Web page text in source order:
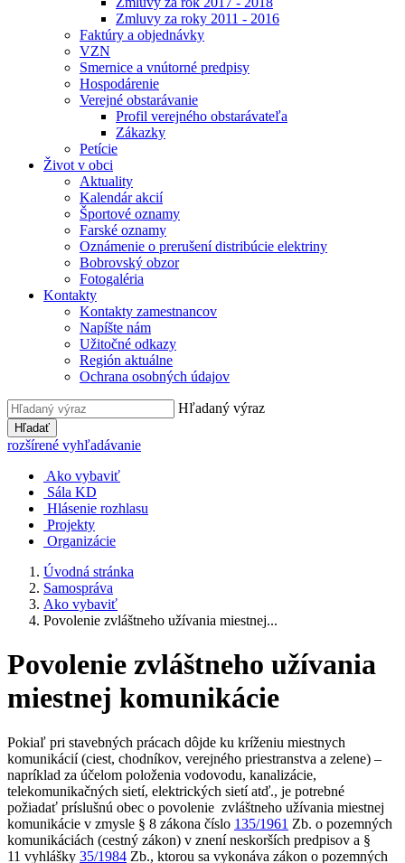
Zmluvy za roky 2011 - 2016
Faktúry a objednávky
VZN
Smernice a vnútorné predpisy
Hospodárenie
Verejné obstarávanie
Profil verejného obstarávateľa
Zákazky
Petície
Život v obci
Aktuality
Kalendár akcií
Športové oznamy
Farské oznamy
Oznámenie o prerušení distribúcie elektriny
Bobrovský obzor
Fotogaléria
Kontakty
Kontakty zamestnancov
Napíšte nám
Užitočné odkazy
Región aktuálne
Ochrana osobných údajov
Hľadaný výraz
Hľadať
rozšírené vyhľadávanie
Ako vybaviť
Sála KD
Hlásenie rozhlasu
Projekty
Organizácie
Úvodná stránka
Samospráva
Ako vybaviť
Povolenie zvláštneho užívania miestnej...
Povolenie zvláštneho užívania
miestnej komunikácie
Pokiaľ pri stavebných prácach dôjde ku kríženiu miestnych
komunikácií (ciest, chodníkov, verejného priestranstva a zelene) –
napríklad za účelom položenia vodovodu, kanalizácie,
telekomunikačných sietí, elektrických sietí atď., je potrebné
požiadať príslušnú obec o povolenie zvláštneho užívania miestnej
komunikácie v zmysle § 8 zákona číslo 135/1961 Zb. o pozemných
komunikáciách (cestný zákon) v znení neskorších predpisov a §
11 vyhlášky 35/1984 Zb., ktorou sa vykonáva zákon o pozemných